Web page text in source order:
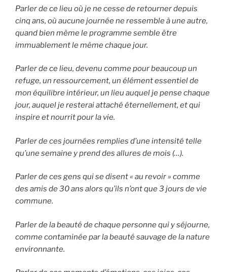
Parler de ce lieu où je ne cesse de retourner depuis
cinq ans, où aucune journée ne ressemble à une autre,
quand bien même le programme semble être
immuablement le même chaque jour.
Parler de ce lieu, devenu comme pour beaucoup un
refuge, un ressourcement, un élément essentiel de
mon équilibre intérieur, un lieu auquel je pense chaque
jour, auquel je resterai attaché éternellement, et qui
inspire et nourrit pour la vie.
Parler de ces journées remplies d’une intensité telle
qu’une semaine y prend des allures de mois (…).
Parler de ces gens qui se disent « au revoir » comme
des amis de 30 ans alors qu’ils n’ont que 3 jours de vie
commune.
Parler de la beauté de chaque personne qui y séjourne,
comme contaminée par la beauté sauvage de la nature
environnante.